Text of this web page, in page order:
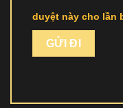
duyệt này cho lần